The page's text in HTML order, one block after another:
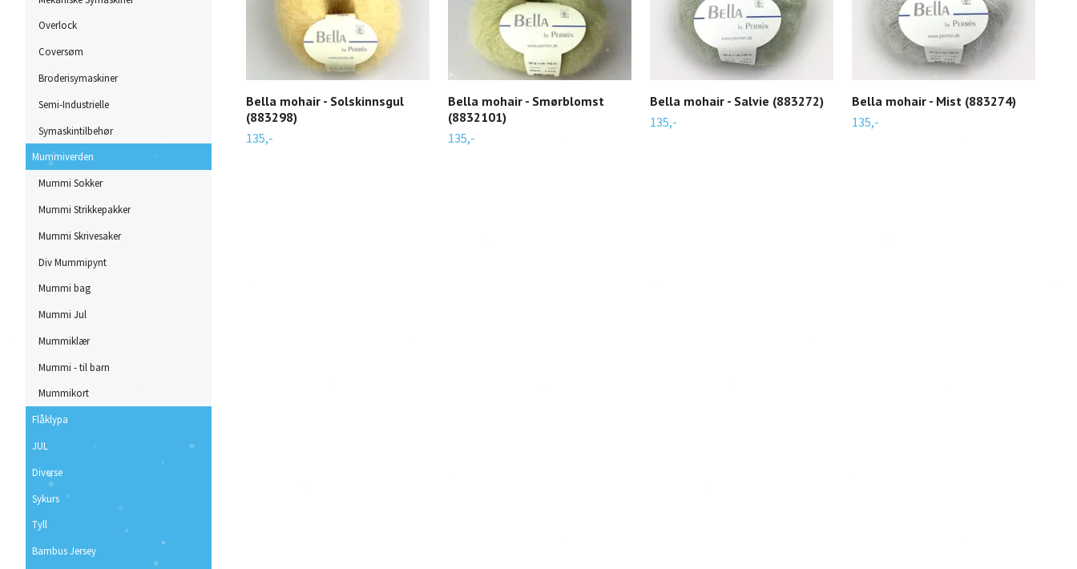
Overlock
Coversøm
Broderisymaskiner
Semi-Industrielle
Symaskintilbehør
Mummiverden
Mummi Sokker
Mummi Strikkepakker
Mummi Skrivesaker
Div Mummipynt
Mummi bag
Mummi Jul
Mummiklær
Mummi - til barn
Mummikort
Flåklypa
JUL
Diverse
Sykurs
Tyll
Bambus Jersey
Bella mohair - Solskinnsgul
(883298)
135,-
Bella mohair - Smørblomst
(8832101)
135,-
Bella mohair - Salvie (883272)
135,-
Bella mohair - Mist (883274)
135,-